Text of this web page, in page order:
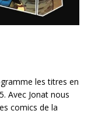
les titres en
Avec Jonat nous
comics de la